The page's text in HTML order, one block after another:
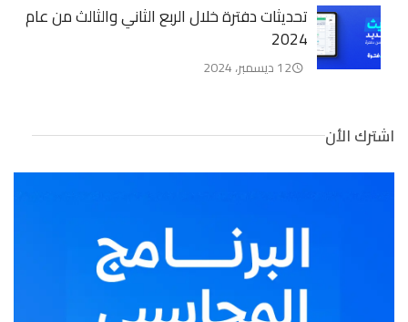
تحديثات دفترة خلال الربع الثاني والثالث من عام
2024
12 ديسمبر، 2024
اشترك الأن